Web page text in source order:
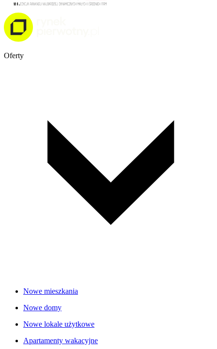
Oferty
Nowe mieszkania
Nowe domy
Nowe lokale użytkowe
Apartamenty wakacyjne